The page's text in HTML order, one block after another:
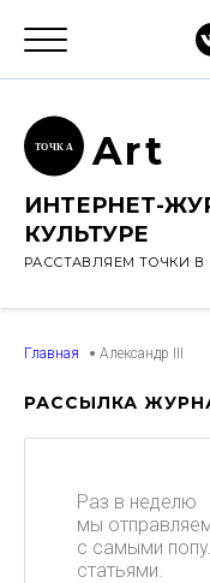
ТОЧК А Art
ИНТЕРНЕТ-
КУЛЬТУРЕ
РАССТАВЛЯЕМ ТОЧКИ
Главная Александр III
РАССЫЛКА
Раз в неделю
мы
с самыми
статьями.